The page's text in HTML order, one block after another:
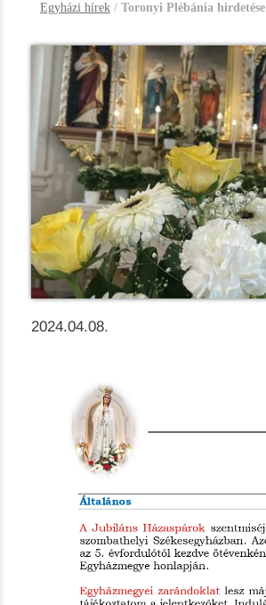
Egyházi hírek / Toronyi Plébánia hirdetése
2024.04.08.